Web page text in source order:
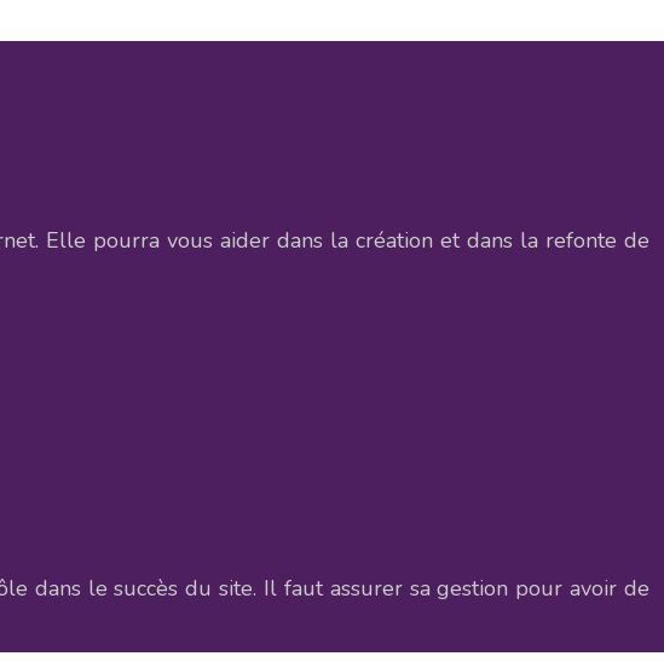
Elle pourra vous aider dans la création et dans la refonte de
dans le succès du site. Il faut assurer sa gestion pour avoir de